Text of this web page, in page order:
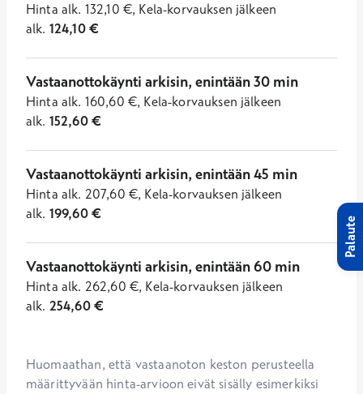
Hinta alk. 132,10 €, Kela-korvauksen jälkeen
alk. 124,10€
Vastaanottokäynti arkisin, enintään 30 min
Hinta alk. 160,60 €, Kela-korvauksen jälkeen
alk. 152,60€
Vastaanottokäynti arkisin, enintään 45 min
Hinta alk. 207,60 €, Kela-korvauksen jälkeen
alk. 199,60€
Vastaanottokäynti arkisin, enintään 60 min
Hinta alk. 262,60 €, Kela-korvauksen jälkeen
alk. 254,60€
Huomaathan, että vastaanoton keston perusteella
määrittyvään hinta-arvioon eivät sisälly esimerkiksi
Palaute